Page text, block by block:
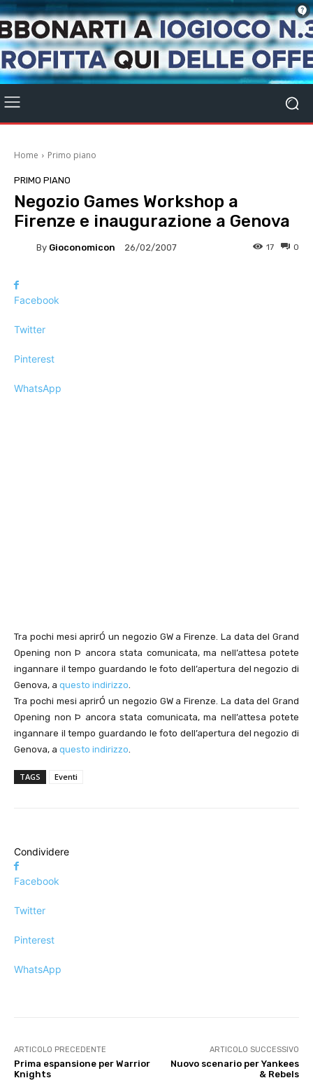
Home Primo piano
PRIMO PIANO
Negozio Games Workshop a
Firenze e inaugurazione a Genova
By Gioconomicon 26/02/2007 0
17
Facebook
Twitter
Pinterest
WhatsApp
Tra pochi mesi aprirÓ un negozio GW a Firenze. La data del Grand
Opening non Þ ancora stata comunicata, ma nell’attesa potete
ingannare il tempo guardando le foto dell’apertura del negozio di
Genova, a questo indirizzo.
Tra pochi mesi aprirÓ un negozio GW a Firenze. La data del Grand
Opening non Þ ancora stata comunicata, ma nell’attesa potete
ingannare il tempo guardando le foto dell’apertura del negozio di
Genova, a questo indirizzo.
TAGS Eventi
Condividere
Facebook
Twitter
Pinterest
WhatsApp
ARTICOLO PRECEDENTE
Prima espansione per Warrior
Knights
ARTICOLO SUCCESSIVO
Nuovo scenario per Yankees
& Rebels